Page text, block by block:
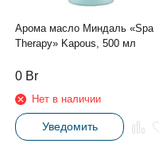
Арома масло Миндаль «Spa
Therapy» Kapous, 500 мл
0 Br
Нет в наличии
Уведомить